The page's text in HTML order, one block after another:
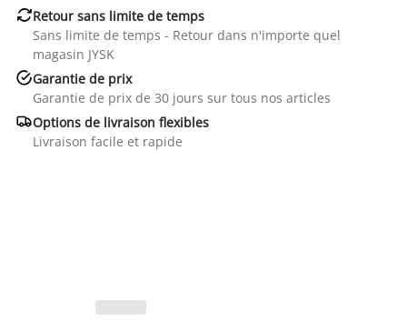
Retour sans limite de temps
Sans limite de temps - Retour dans n'importe quel
magasin JYSK
Garantie de prix
Garantie de prix de 30 jours sur tous nos articles
Options de livraison flexibles
Livraison facile et rapide